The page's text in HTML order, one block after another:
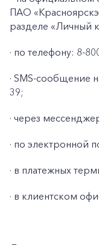
+7-800-
Частным
ПАО
разделе «Личный
· по телефону: 8-
· SMS-сообщение
39;
· через
· по электронной
· в платежных
· в клиентском